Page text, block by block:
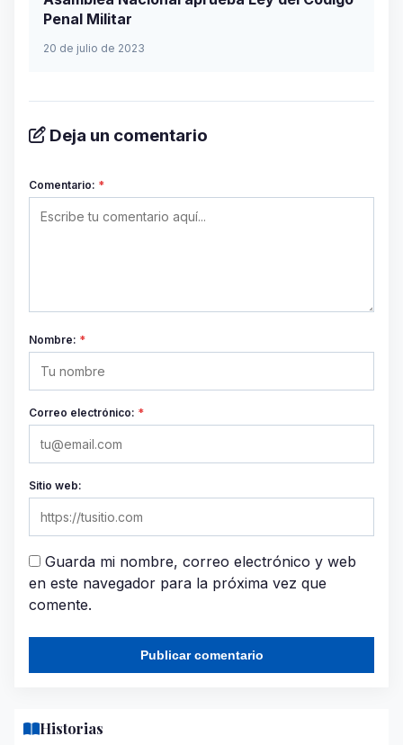
Penal Militar
20 de julio de 2023
Deja un comentario
Comentario: *
Nombre: *
Correo electrónico: *
Sitio web:
Guarda mi nombre, correo electrónico y web
en este navegador para la próxima vez que
comente.
Historias